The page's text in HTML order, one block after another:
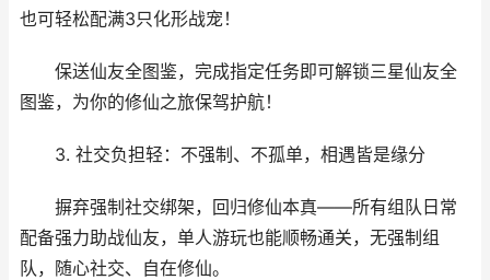
也可轻松配满3只化形战宠！
保送仙友全图鉴，完成指定任务即可解锁三星仙友全
图鉴，为你的修仙之旅保驾护航！
3. 社交负担轻：不强制、不孤单，相遇皆是缘分
摒弃强制社交绑架，回归修仙本真——所有组队日常
配备强力助战仙友，单人游玩也能顺畅通关，无强制组
队，随心社交、自在修仙。